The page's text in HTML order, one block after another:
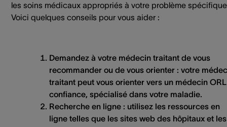
les soins médicaux appropriés à votre problème
Voici quelques conseils pour vous aider :
Demandez à votre médecin traitant de vous
recommander ou de vous orienter : votre
traitant peut vous orienter vers un médecin
confiance, spécialisé dans votre maladie.
Recherche en ligne : utilisez les ressources en
ligne telles que les sites web des hôpitaux et les